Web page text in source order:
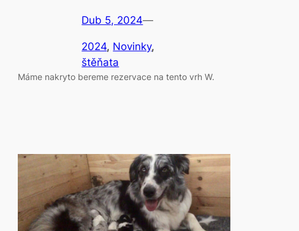
Dub 5, 2024—
2024, Novinky
štěňata
Máme nakryto bereme rezervace na tento vrh W.